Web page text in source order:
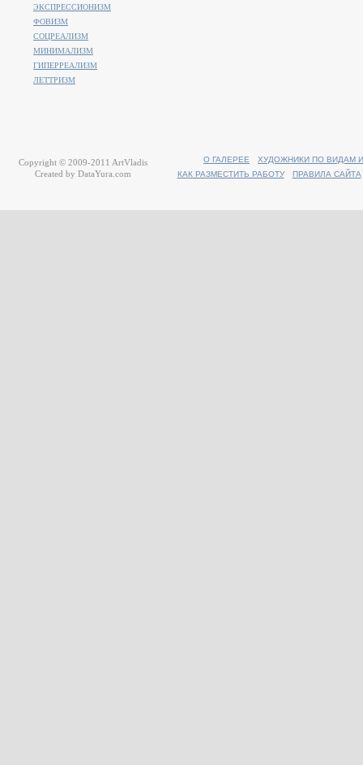
ЭКСПРЕССИОНИЗМ
ФОВИЗМ
СОЦРЕАЛИЗМ
МИНИМАЛИЗМ
ГИПЕРРЕАЛИЗМ
ЛЕТТРИЗМ
О ГАЛЕРЕЕ
ХУДОЖНИКИ ПО ВИДАМ
КАК РАЗМЕСТИТЬ РАБОТУ
ПРАВИЛА САЙТА
Copyright © 2009-2011 ArtVladis
Created by DataYura.com